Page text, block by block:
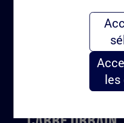
les
Pourquoi le
Le kit de marquage